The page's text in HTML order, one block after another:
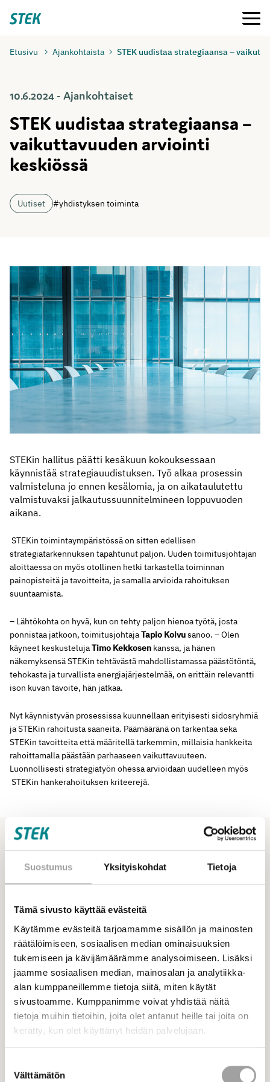
Suostumus Yksityiskohdat Tietoja
Tämä sivusto käyttää evästeitä
Käytämme evästeitä tarjoamamme sisällön ja mainosten
räätälöimiseen, sosiaalisen median ominaisuuksien
tukemiseen ja kävijämäärämme analysoimiseen. Lisäksi
jaamme sosiaalisen median, mainosalan ja analytiikka-
alan kumppaneillemme tietoja siitä, miten käytät
sivustoamme. Kumppanimme voivat yhdistää näitä
tietoja muihin tietoihin, joita olet antanut heille tai joita on
kerätty, kun olet käyttänyt heidän palvelujaan.
valinta
Välttämätön
suoraan
Stek Valikko
Etusivu Ajankohtaista STEK uudistaa strategiaansa –
10.6.2024 - Ajankohtaiset
STEK uudistaa strategiaansa –
vaikuttavuuden arviointi
keskiössä
Uutiset #yhdistyksen toiminta
STEKin hallitus päätti kesäkuun kokouksessaan
käynnistää strategiauudistuksen. Työ alkaa prosessin
valmisteluna jo ennen kesälomia, ja on aikataulutettu
valmistuvaksi jalkautussuunnitelmineen loppuvuoden
aikana.
STEKin toimintaympäristössä on sitten edellisen
strategiatarkennuksen tapahtunut paljon. Uuden toimitusjohtajan
aloittaessa on myös otollinen hetki tarkastella toiminnan
painopisteitä ja tavoitteita, ja samalla arvioida rahoituksen
suuntaamista.
– Lähtökohta on hyvä, kun on tehty paljon hienoa työtä, josta
ponnistaa jatkoon, toimitusjohtajaTapio Koivusanoo. – Olen
käyneet keskustelujaTimo Kekkosen kanssa, ja hänen
näkemyksensä STEKin tehtävästä mahdollistamassa päästötöntä,
tehokasta ja turvallista energiajärjestelmää, on erittäin relevantti
ison kuvan tavoite, hän jatkaa.
Nyt käynnistyvän prosessissa kuunnellaan erityisesti sidosryhmiä
ja STEKin rahoitusta saaneita. Päämääränä on tarkentaa seka
STEKin tavoitteita että määritellä tarkemmin, millaisia hankkeita
rahoittamalla päästään parhaaseen vaikuttavuuteen.
Luonnollisesti strategiatyön ohessa arvioidaan uudelleen myös
STEKin hankerahoituksen kriteerejä.
Ajankohtaiset
Katso myös